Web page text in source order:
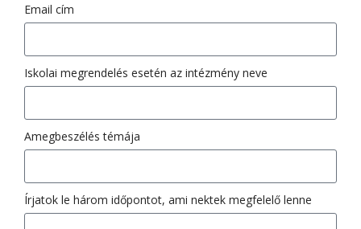
Email cím
Iskolai megrendelés esetén az intézmény neve
Amegbeszélés témája
Írjatok le három időpontot, ami nektek megfelelő lenne